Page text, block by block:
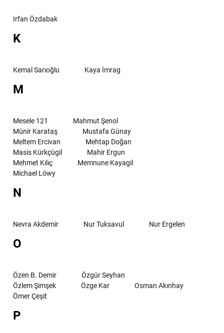
Irfan Özdabak
K
Kemal Sarıoğlu Kaya İmrag
M
Mesele 121
Mahmut Şenol
Münir Karataş
Mustafa Günay
Meltem Ercivan
Mehtap Doğan
Masis Kürkçügil
Mahir Ergun
Mehmet Kılıç
Memnune Kayagil
Michael Löwy
N
Nevra Akdemir Nur Tuksavul Nur Ergelen
O
Özen B. Demir
Özgür Seyhan
Özlem Şimşek
Özge Kar
Osman Akınhay
Ömer Çeşit
P